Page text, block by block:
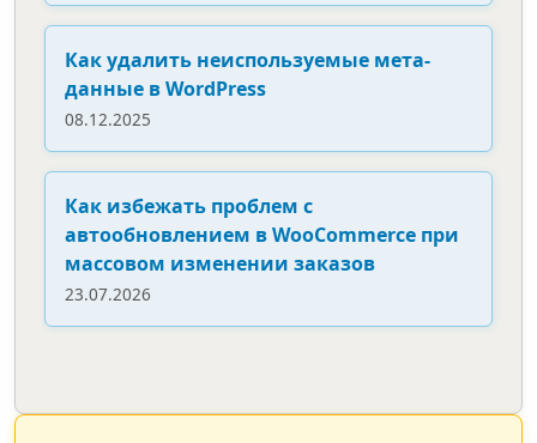
Как удалить неиспользуемые мета-
данные в WordPress
08.12.2025
Как избежать проблем с
автообновлением в WooCommerce при
массовом изменении заказов
23.07.2026